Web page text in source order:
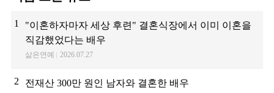
1
"이혼하자마자 세상 후련" 결혼식장에서 이미 이혼을
직감했었다는 배우
삶은연예 2026.07.27
2 전재산 300만 원인 남자와 결혼한 배우